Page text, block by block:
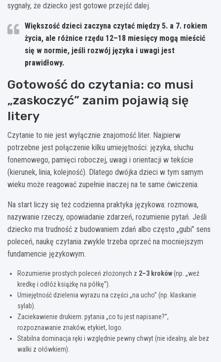
sygnały, że dziecko jest gotowe przejść dalej.
Większość dzieci zaczyna czytać między 5. a 7. rokiem
życia, ale różnice rzędu 12–18 miesięcy mogą mieścić
się w normie, jeśli rozwój języka i uwagi jest
prawidłowy.
Gotowość do czytania: co musi
„zaskoczyć” zanim pojawią się
litery
Czytanie to nie jest wyłącznie znajomość liter. Najpierw
potrzebne jest połączenie kilku umiejętności: języka, słuchu
fonemowego, pamięci roboczej, uwagi i orientacji w tekście
(kierunek, linia, kolejność). Dlatego dwójka dzieci w tym samym
wieku może reagować zupełnie inaczej na te same ćwiczenia.
Na start liczy się też codzienna praktyka językowa: rozmowa,
nazywanie rzeczy, opowiadanie zdarzeń, rozumienie pytań. Jeśli
dziecko ma trudność z budowaniem zdań albo często „gubi” sens
poleceń, naukę czytania zwykle trzeba oprzeć na mocniejszym
fundamencie językowym.
Rozumienie prostych poleceń złożonych z 2–3 kroków(np. „weź
kredkę i odłóż książkę na półkę”).
Umiejętność dzielenia wyrazu na części „na ucho” (np. klaskanie
sylab).
Zaciekawienie drukiem: pytania „co tu jest napisane?”,
rozpoznawanie znaków, etykiet, logo.
Stabilna dominacja ręki i względnie pewny chwyt (nie idealny, ale bez
walki z ołówkiem).